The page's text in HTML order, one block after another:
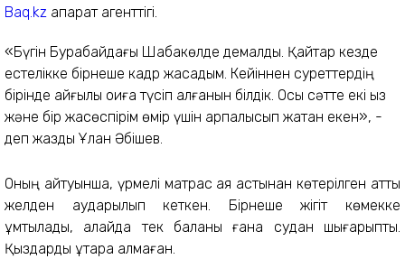
Baq.kz ақпарат агенттігі.
«Бүгін Бурабайдағы Шабақкөлде демалдық. Қайтар кезде
естелікке бірнеше кадр жасадым. Кейіннен суреттердің
бірінде қайғылы оқиға түсіп қалғанын білдік. Осы сәтте екі қыз
және бір жасөспірім өмір үшін арпалысып жатқан екен», -
деп жазды Ұлан Әбішев.
Оның айтуынша, үрмелі матрас аяқ астынан көтерілген қатты
желден аударылып кеткен. Бірнеше жігіт көмекке
ұмтылады, алайда тек баланы ғана судан шығарыпты.
Қыздарды құтқара алмаған.